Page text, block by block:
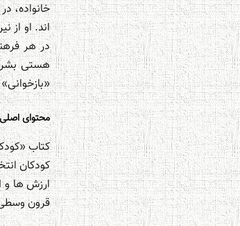
خانواده،
اند. او از
در هر
هستی
محتوای
کودکان
ارزش ها و
قرون وسطی